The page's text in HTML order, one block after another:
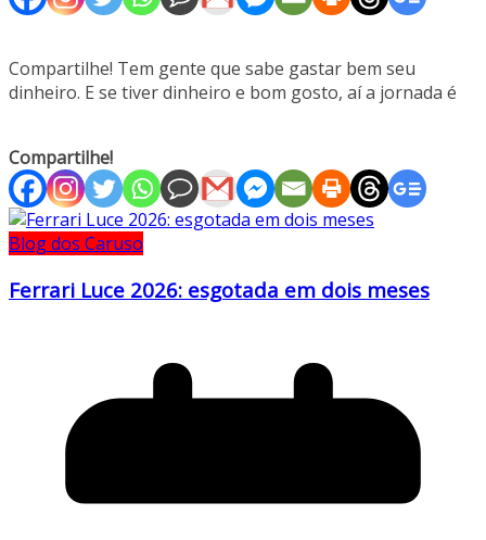
Compartilhe! Tem gente que sabe gastar bem seu
dinheiro. E se tiver dinheiro e bom gosto, aí a jornada é
Compartilhe!
Blog dos Caruso
Ferrari Luce 2026: esgotada em dois meses